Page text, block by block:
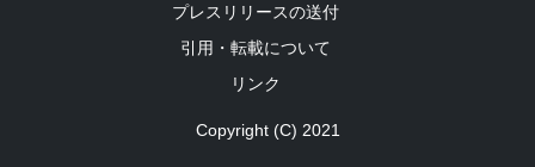
プレスリリースの送付
引用・転載について
リンク
Copyright (C) 2021